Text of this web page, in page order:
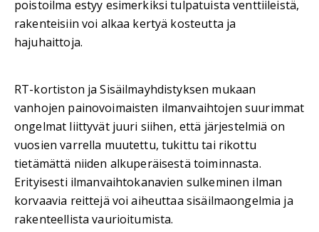
poistoilma estyy esimerkiksi tulpatuista venttiileistä,
rakenteisiin voi alkaa kertyä kosteutta ja
hajuhaittoja.
RT-kortiston ja Sisäilmayhdistyksen mukaan
vanhojen painovoimaisten ilmanvaihtojen suurimmat
ongelmat liittyvät juuri siihen, että järjestelmiä on
vuosien varrella muutettu, tukittu tai rikottu
tietämättä niiden alkuperäisestä toiminnasta.
Erityisesti ilmanvaihtokanavien sulkeminen ilman
korvaavia reittejä voi aiheuttaa sisäilmaongelmia ja
rakenteellista vaurioitumista.